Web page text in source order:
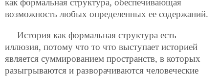
как формальная структура, обеспечивающая
возможность любых определенных ее содержаний.
История как формальная структура есть
иллюзия, потому что то что выступает историей
является суммированием пространств, в которых
разыгрываются и разворачиваются человеческие